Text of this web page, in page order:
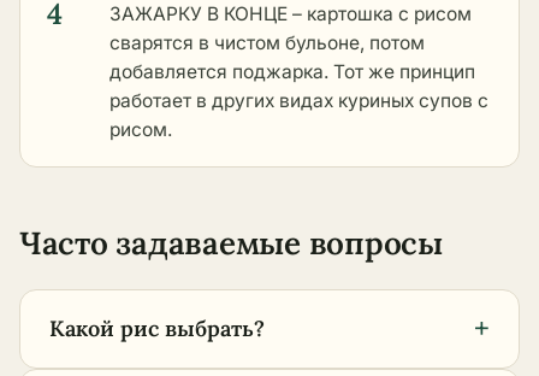
4
ЗАЖАРКУ В КОНЦЕ – картошка с рисом
сварятся в чистом бульоне, потом
добавляется поджарка. Тот же принцип
работает в других видах куриных супов с
рисом.
Часто задаваемые вопросы
Какой рис выбрать? +